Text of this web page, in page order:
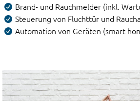
Brand- und Rauchmelder (inkl.
Steuerung von Fluchttür und
Automation von Geräten (smart